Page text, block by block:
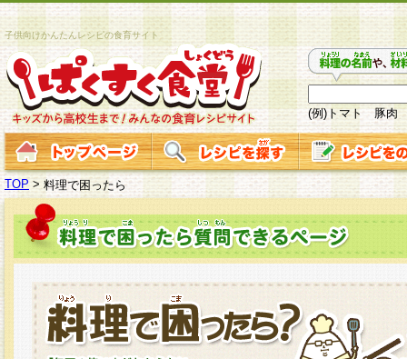
子供向けかんたんレシピの食育サイト
(例)トマト 豚肉
TOP >料理で困ったら